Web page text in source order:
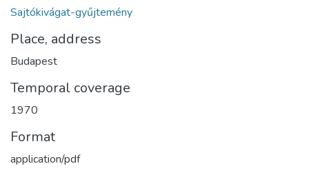
Sajtókivágat-gyűjtemény
Place, address
Budapest
Temporal coverage
1970
Format
application/pdf